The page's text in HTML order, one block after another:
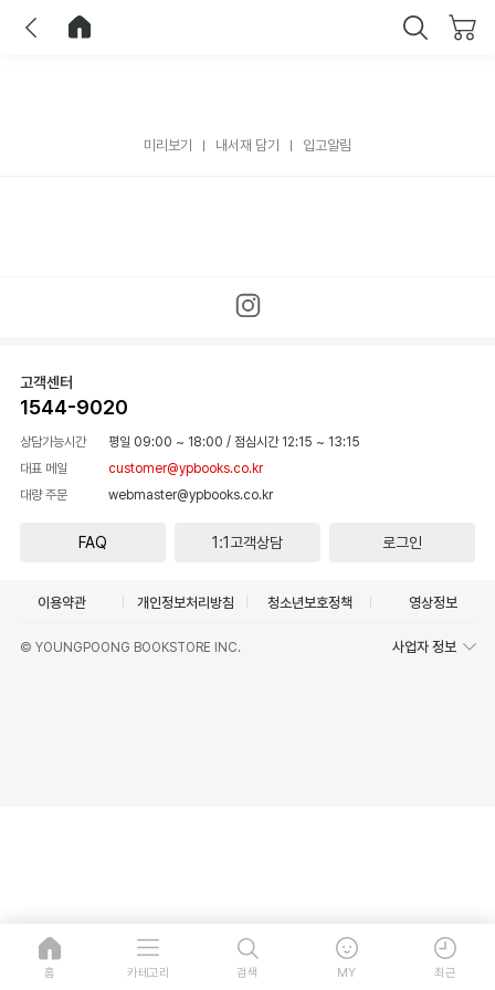
미리보기 내서재 담기 입고알림
고객센터
1544-9020
상담가능시간 평일 09:00 ~ 18:00 / 점심시간 12:15 ~ 13:15
대표 메일
customer@ypbooks.co.kr
대량 주문
webmaster@ypbooks.co.kr
FAQ 1:1고객상담 로그인
이용약관 개인정보처리방침 청소년보호정책 영상정보
© YOUNGPOONG BOOKSTORE INC. 사업자 정보
홈 카테고리 검색 MY 최근